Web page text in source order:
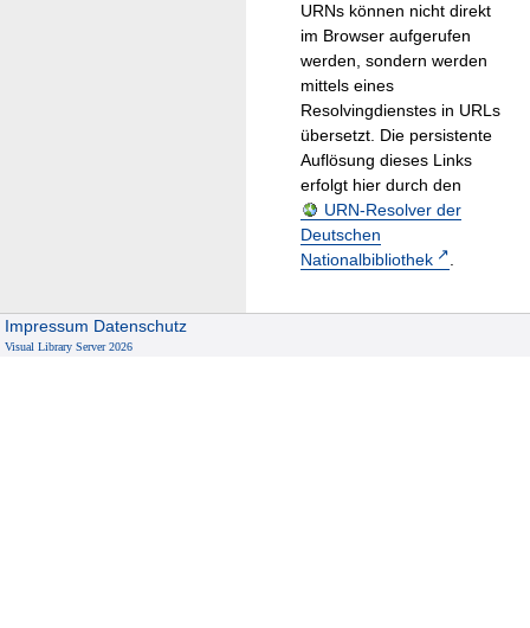
URNs können nicht direkt
im Browser aufgerufen
werden, sondern werden
mittels eines
Resolvingdienstes in URLs
übersetzt. Die persistente
Auflösung dieses Links
erfolgt hier durch den
URN-Resolver der
Deutschen
Nationalbibliothek
.
Impressum Datenschutz
Visual Library Server 2026